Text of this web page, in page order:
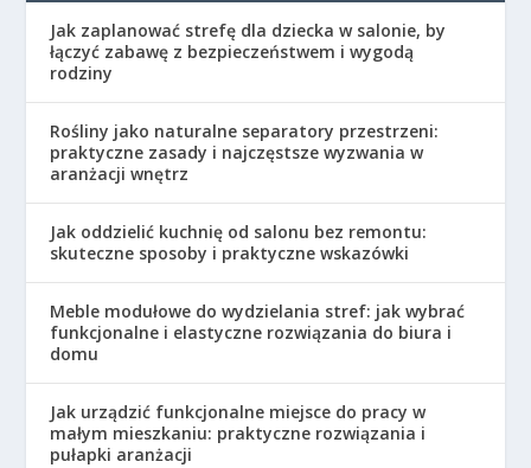
Jak zaplanować strefę dla dziecka w salonie, by
łączyć zabawę z bezpieczeństwem i wygodą
rodziny
Rośliny jako naturalne separatory przestrzeni:
praktyczne zasady i najczęstsze wyzwania w
aranżacji wnętrz
Jak oddzielić kuchnię od salonu bez remontu:
skuteczne sposoby i praktyczne wskazówki
Meble modułowe do wydzielania stref: jak wybrać
funkcjonalne i elastyczne rozwiązania do biura i
domu
Jak urządzić funkcjonalne miejsce do pracy w
małym mieszkaniu: praktyczne rozwiązania i
pułapki aranżacji